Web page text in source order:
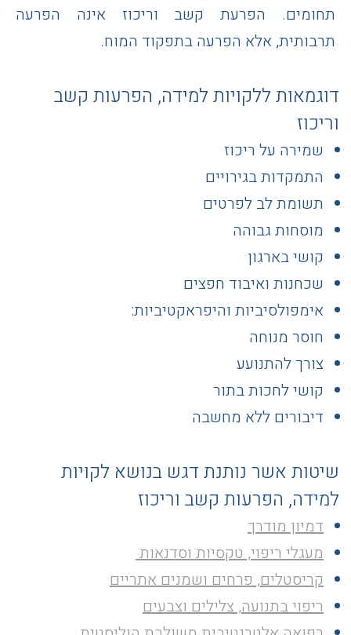
תחומים. הפרעת קשב וריכוז אינה הפרעה
תרבותית, אלא הפרעה בתפקוד המוח.
דוגמאות ללקויות למידה, הפרעות קשב
וריכוז
שמירה על ריכוז
התמקדות בגירויים
תשומת לב לפרטים
מוסחות גבוהה
קושי בארגון
שכחנות ואיבוד חפצים
אימפולסיביות והיפראקטיביות:
חוסר מנוחה
צורך להתנועע
קושי לחכות בתור
דיבורים ללא מחשבה
שיטות אשר נותנת דגש בנושא לקויות
למידה, הפרעות קשב וריכוז
דמיון מודרך
מעגלי ריפוי, טקסיות וסדנאות
קריסטלים, פרחים ושמנים אתריים
ריפוי בתנועה, צלילים וצבעים